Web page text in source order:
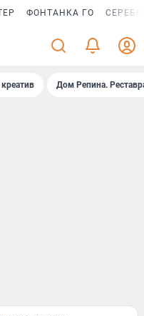
ФОНТАНКА ГО
Дом Репина.